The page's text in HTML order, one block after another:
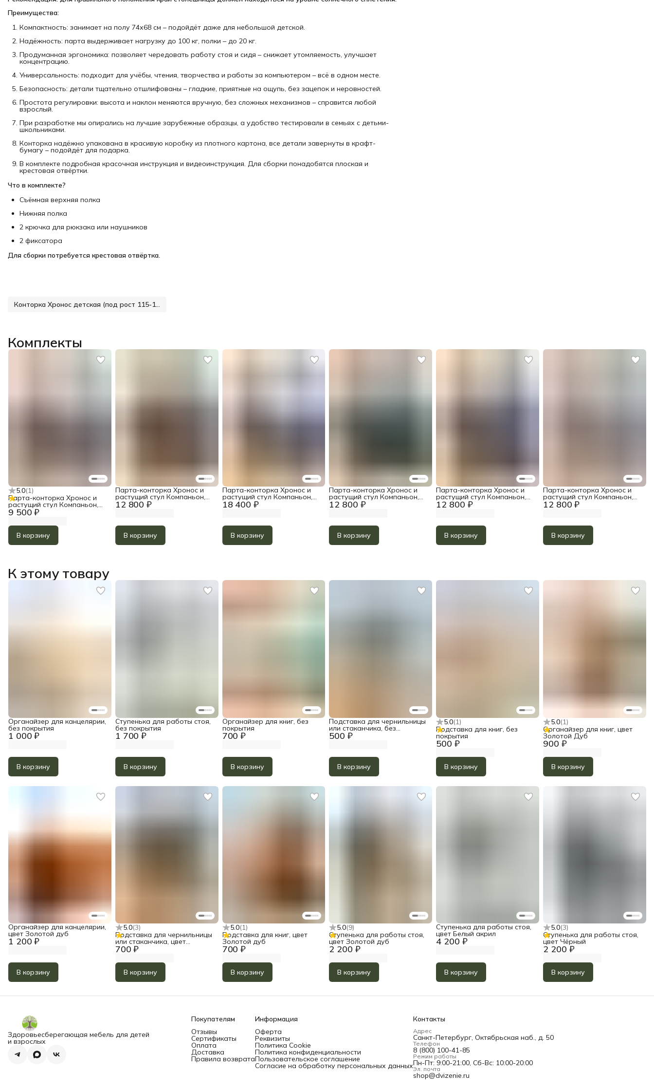
Для сборки потребуется крестовая отвёртка.
Преимущества:
Компактность: занимает на полу 74х68 см – подойдёт даже для небольшой детской.
Надёжность: парта выдерживает нагрузку до 100 кг, полки – до 20 кг.
Продуманная эргономика: позволяет чередовать работу стоя и сидя – снижает утомляемость, улучшает
концентрацию.
Универсальность: подходит для учёбы, чтения, творчества и работы за компьютером – всё в одном месте.
Безопасность: детали тщательно отшлифованы – гладкие, приятные на ощупь, без зацепок и неровностей.
Простота регулировки: высота и наклон меняются вручную, без сложных механизмов – справится любой
взрослый.
При разработке мы опирались на лучшие зарубежные образцы, а удобство тестировали в семьях с детьми-
школьниками.
Конторка надёжно упакована в красивую коробку из плотного картона, все детали завернуты в крафт-
бумагу – подойдёт для подарка.
В комплекте подробная красочная инструкция и видеоинструкция. Для сборки понадобятся плоская и
крестовая отвёртки.
Что в комплекте?
Съёмная верхняя полка
Нижняя полка
2 крючка для рюкзака или наушников
2 фиксатора
Для сборки потребуется крестовая отвёртка.
Конторка Хронос детская (под рост 115-165 см)
Комплекты
5.0(1)
9 500 ₽
Парта-конторка Хронос и
растущий стул Компаньон,
без покрытия
В корзину
12 800 ₽
Парта-конторка Хронос и
растущий стул Компаньон,
цвет Золотой дуб
В корзину
18 400 ₽
Парта-конторка Хронос и
растущий стул Компаньон,
цвет Прозрачное масло и
В корзину
12 800 ₽
Парта-конторка Хронос и
растущий стул Компаньон,
цвет Чёрный
В корзину
12 800 ₽
Парта-конторка Хронос и
растущий стул Компаньон,
цвет Тёмный орех
В корзину
12 800 ₽
Парта-конторка Хронос и
растущий стул Компаньон,
цвет Прозрачное масло
В корзину
К этому товару
1 000 ₽
Органайзер для канцелярии,
без покрытия
В корзину
1 700 ₽
Ступенька для работы стоя,
без покрытия
В корзину
700 ₽
Органайзер для книг, без
покрытия
В корзину
500 ₽
Подставка для чернильницы
или стаканчика, без
покрытия
В корзину
5.0(1)
500 ₽
Подставка для книг, без
покрытия
В корзину
5.0(1)
900 ₽
Органайзер для книг, цвет
Золотой Дуб
В корзину
1 200 ₽
Органайзер для канцелярии,
цвет Золотой дуб
В корзину
5.0(3)
700 ₽
Подставка для чернильницы
или стаканчика, цвет
Золотой дуб
В корзину
5.0(1)
700 ₽
Подставка для книг, цвет
Золотой дуб
В корзину
5.0(9)
2 200 ₽
Ступенька для работы стоя,
цвет Золотой дуб
В корзину
4 200 ₽
Ступенька для работы стоя,
цвет Белый акрил
В корзину
5.0(3)
2 200 ₽
Ступенька для работы стоя,
цвет Чёрный
В корзину
Здоровьесберегающая мебель для детей
и взрослых
Покупателям
Отзывы
Сертификаты
Оплата
Доставка
Правила возврата
Информация
Оферта
Реквизиты
Политика Cookie
Политика конфиденциальности
Пользовательское соглашение
Согласие на обработку персональных данных
Контакты
Адрес
Санкт-Петербург, Октябрьская наб., д. 50
Телефон
8 (800) 100-41-85
Режим работы
Пн-Пт: 9:00-21:00, Сб-Вс: 10:00-20:00
Эл. почта
shop@dvizenie.ru